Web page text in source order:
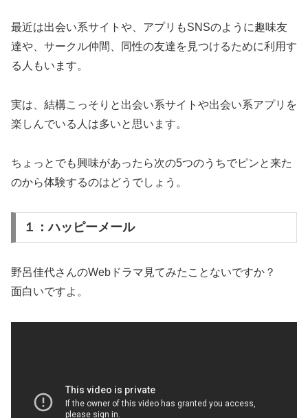
最近は出会い系サイトや、アプリもSNSのように趣味友
達や、サークル仲間、同性の友達を見つけるために利用す
る人もいます。
実は、結構こっそりと出会い系サイトや出会い系アプリを
楽しんでいる人は多いと思います。
ちょっとでも興味があったら次の5つのうちでピンと来た
のから体験するのはどうでしょう。
１：ハッピーメール
野呂佳代さんのWebドラマ見てみたことないですか？
面白いですよ。